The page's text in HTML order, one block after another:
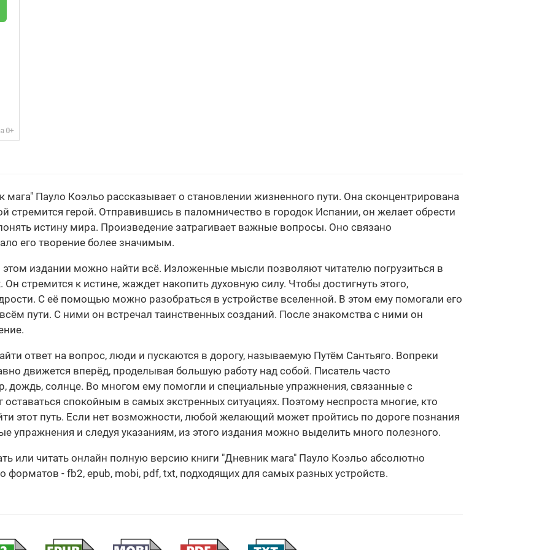
мага" Пауло Коэльо рассказывает о становлении жизненного пути. Она сконцентрирована
стремится герой. Отправившись в паломничество в городок Испании, он желает обрести
истину мира. Произведение затрагивает важные вопросы. Оно связано
его творение более значимым.
издании можно найти всё. Изложенные мысли позволяют читателю погрузиться в
Он стремится к истине, жаждет накопить духовную силу. Чтобы достигнуть этого,
С её помощью можно разобраться в устройстве вселенной. В этом ему помогали его
пути. С ними он встречал таинственных созданий. После знакомства с ними он
ответ на вопрос, люди и пускаются в дорогу, называемую Путём Сантьяго. Вопреки
движется вперёд, проделывая большую работу над собой. Писатель часто
дождь, солнце. Во многом ему помогли и специальные упражнения, связанные с
спокойным в самых экстренных ситуациях. Поэтому неспроста многие, кто
этот путь. Если нет возможности, любой желающий может пройтись по дороге познания
упражнения и следуя указаниям, из этого издания можно выделить много полезного.
или читать онлайн полную версию книги "Дневник мага" Пауло Коэльо абсолютно
- fb2, epub, mobi, pdf, txt, подходящих для самых разных устройств.